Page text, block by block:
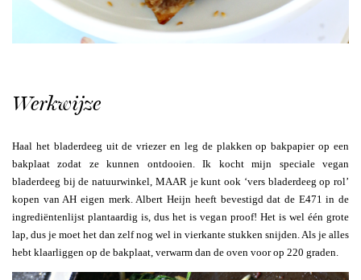
Werkwijze
Haal het bladerdeeg uit de vriezer en leg de plakken op bakpapier op een
bakplaat zodat ze kunnen ontdooien. Ik kocht mijn speciale vegan
bladerdeeg bij de natuurwinkel, MAAR je kunt ook ‘vers bladerdeeg op rol’
kopen van AH eigen merk. Albert Heijn heeft bevestigd dat de E471 in de
ingrediëntenlijst plantaardig is, dus het is vegan proof! Het is wel één grote
lap, dus je moet het dan zelf nog wel in vierkante stukken snijden. Als je alles
hebt klaarliggen op de bakplaat, verwarm dan de oven voor op 220 graden.